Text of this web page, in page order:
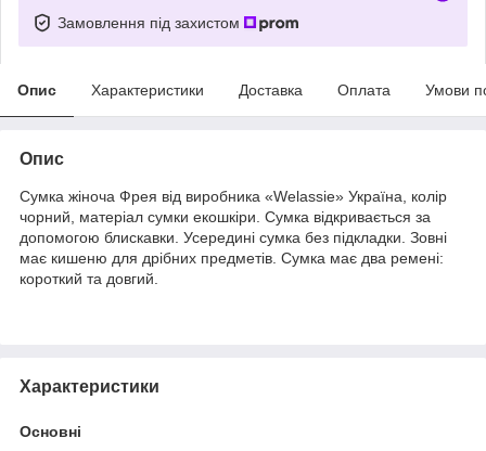
Замовлення під захистом
Опис Характеристики Доставка Оплата Умови
Опис
Сумка жіноча Фрея від виробника «Welassie» Україна, колір
чорний, матеріал сумки екошкіри. Сумка відкривається за
допомогою блискавки. Усередині сумка без підкладки. Зовні
має кишеню для дрібних предметів. Сумка має два ремені:
короткий та довгий.
Характеристики
Основні